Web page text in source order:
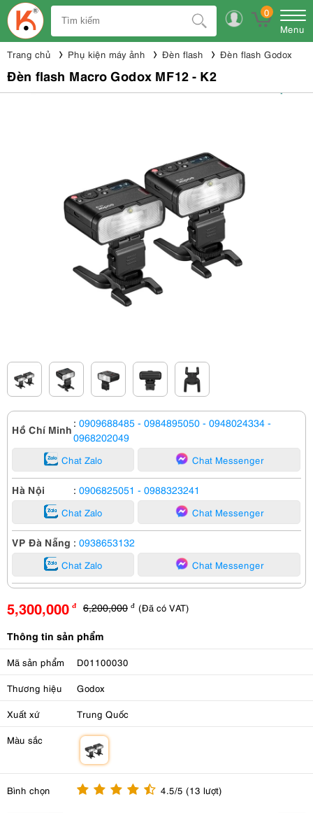
0
Menu
Trang chủ Phụ kiện máy ảnh Đèn flash Đèn flash Godox
Đèn flash Macro Godox MF12 - K2
Hồ Chí Minh : 0909688485 - 0984895050 - 0948024334 -
0968202049
Chat Zalo Chat Messenger
Hà Nội : 0906825051 - 0988323241
Chat Zalo Chat Messenger
VP Đà Nẵng : 0938653132
Chat Zalo Chat Messenger
5,300,000 đ 6,200,000 đ (Đã có VAT)
Thông tin sản phẩm
Mã sản phẩm D01100030
Thương hiệu Godox
Xuất xứ Trung Quốc
Màu sắc
Bình chọn 4.5/5 (13 lượt)